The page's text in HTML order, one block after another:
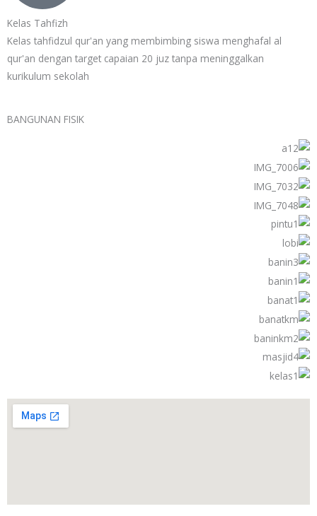
Kelas Tahfizh
Kelas tahfidzul qur'an yang membimbing siswa menghafal al
qur'an dengan target capaian 20 juz tanpa meninggalkan
kurikulum sekolah
BANGUNAN FISIK